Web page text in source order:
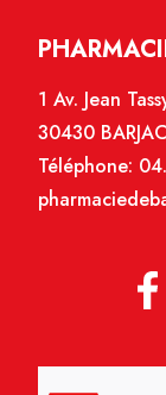
1 Av. Jean
30430 BARJAC
Téléphone: